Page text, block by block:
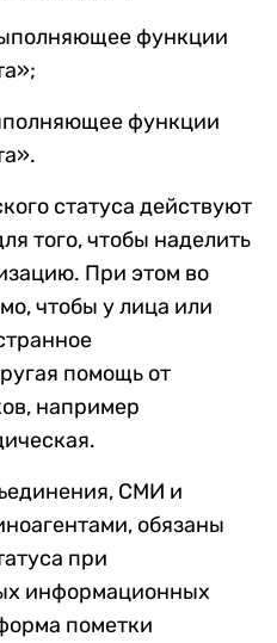
функции
функции
статуса действуют
того, чтобы наделить
При этом во
чтобы у лица или
помощь от
например
СМИ и
обязаны
при
информационных
пометки